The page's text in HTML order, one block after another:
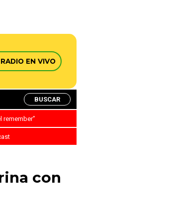
RADIO EN VIVO
BUSCAR
remember”
con